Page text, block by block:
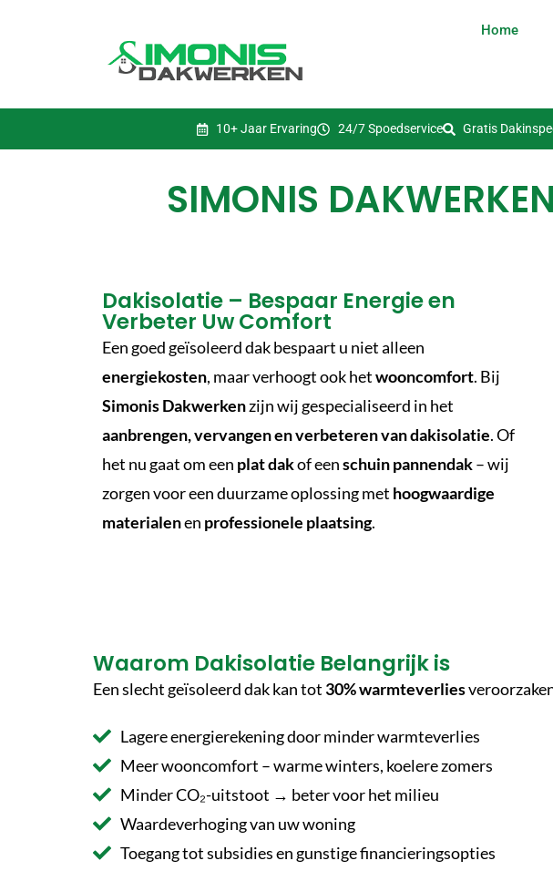
Home
10+ Jaar Ervaring 24/7 Spoedservice Gratis
SIMONIS
Dakisolatie – Bespaar Energie en
Verbeter Uw Comfort
Een goed geïsoleerd dak bespaart u niet alleen
energiekosten, maar verhoogt ook hetwooncomfort. Bij
Simonis Dakwerkenzijn wij gespecialiseerd in het
aanbrengen, vervangen en verbeteren van dakisolatie. Of
het nu gaat om een plat dakof eenschuin pannendak– wij
zorgen voor een duurzame oplossing met hoogwaardige
materialenen professionele plaatsing.
Waarom Dakisolatie Belangrijk is
Een slecht geïsoleerd dak kan tot 30% warmteverlies
Lagere energierekening door minder warmteverlies
Meer wooncomfort – warme winters, koelere zomers
Minder CO₂-uitstoot → beter voor het milieu
Waardeverhoging van uw woning
Toegang tot subsidies en gunstige financieringsopties